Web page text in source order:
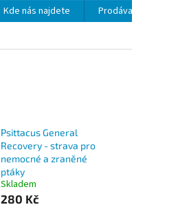
Kde nás najdete
Prodávané značky
Psittacus General
Recovery - strava pro
nemocné a zraněné
ptáky
Skladem
280 Kč